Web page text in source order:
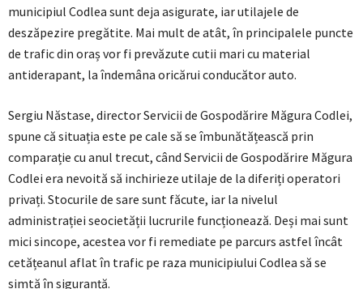
municipiul Codlea sunt deja asigurate, iar utilajele de
deszăpezire pregătite. Mai mult de atât, în principalele puncte
de trafic din oraș vor fi prevăzute cutii mari cu material
antiderapant, la îndemâna oricărui conducător auto.
Sergiu Năstase, director Servicii de Gospodărire Măgura Codlei,
spune că situația este pe cale să se îmbunătățească prin
comparație cu anul trecut, când Servicii de Gospodărire Măgura
Codlei era nevoită să inchirieze utilaje de la diferiți operatori
privați. Stocurile de sare sunt făcute, iar la nivelul
administrației seocietății lucrurile funcționează. Deși mai sunt
mici sincope, acestea vor fi remediate pe parcurs astfel încât
cetățeanul aflat în trafic pe raza municipiului Codlea să se
simtă în siguranță.